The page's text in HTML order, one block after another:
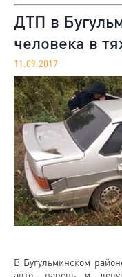
ДТП в
человека в
11.09.2017
В Бугульминском
авто, парень и